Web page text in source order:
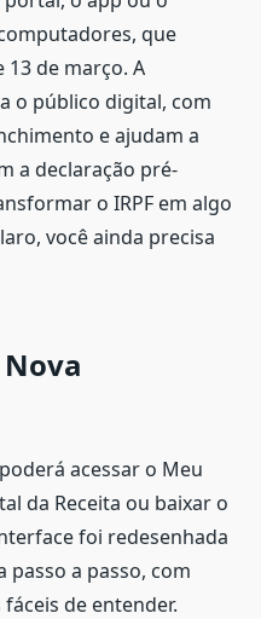
que
de março. A
o público digital, com
e ajudam a
a declaração pré-
o IRPF em algo
você ainda precisa
acessar o Meu
da Receita ou baixar o
foi redesenhada
passo a passo, com
de entender.